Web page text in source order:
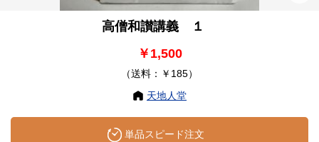
高僧和讃講義 １
￥1,500
（送料：￥185）
天地人堂
単品スピード注文